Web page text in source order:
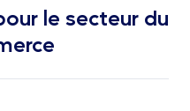
le secteur du